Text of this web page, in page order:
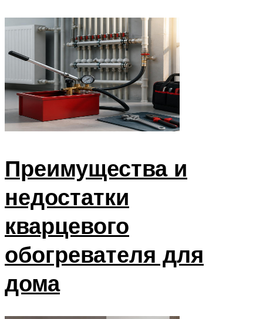
Преимущества и
недостатки
кварцевого
обогревателя для
дома